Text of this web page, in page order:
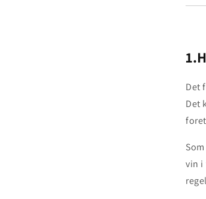
1.
Det
Det
vin i